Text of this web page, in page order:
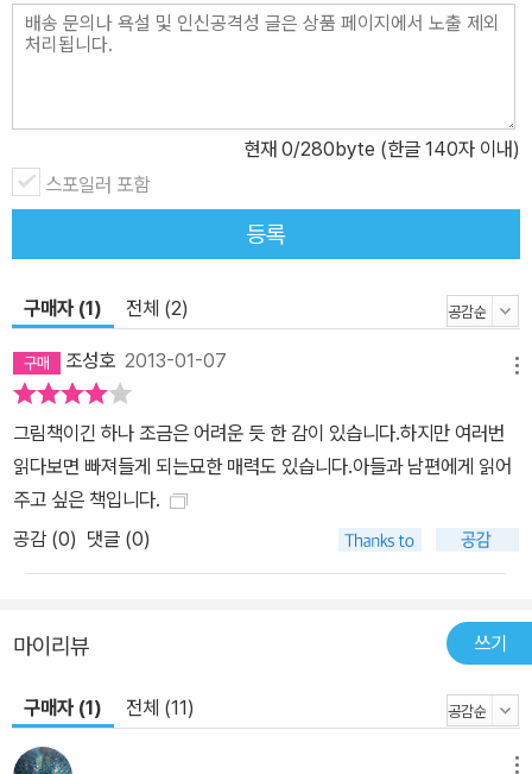
출을 통해 아버지에 대한 추억을 살며시 끄집어내 되살려내고 있다.
꿈이란, 단순히 직업을 고민하는 것이 아니다. 꿈이란 사람에게 믿을
루지 못했다고 끝나는 것이 아니다. 꿈이란 그것을 포기하지 않는 한
영원히 계속되는 것이다. 오랜 세월 그 수많은 노력에도 불구하고 결
국 나라의 부름을 받고 돌아오지 못한 아버지. 아버지의 이루지 못한
꿈을 기억하는 소년. 그리고 오랜 시간이 흐른 뒤 못다 한 아버지의 꿈
에게서 아들에게 전해지는 꿈 이야기만이 아니다. 꿈을 갖는 것, 그리
속에 살아 있다는 것을 보여 준다.
현재 0/280byte (한글 140자 이내)
스포일러 포함
등록
구매자 (1) 전체 (2)
조성호 2013-01-07
그림책이긴 하나 조금은 어려운 듯 한 감이 있습니다.하지만 여러번
읽다보면 빠져들게 되는묘한 매력도 있습니다.아들과 남편에게 읽어
주고 싶은 책입니다.
공감 (0) 댓글 (0)
마이리뷰 쓰기
구매자 (1) 전체 (11)